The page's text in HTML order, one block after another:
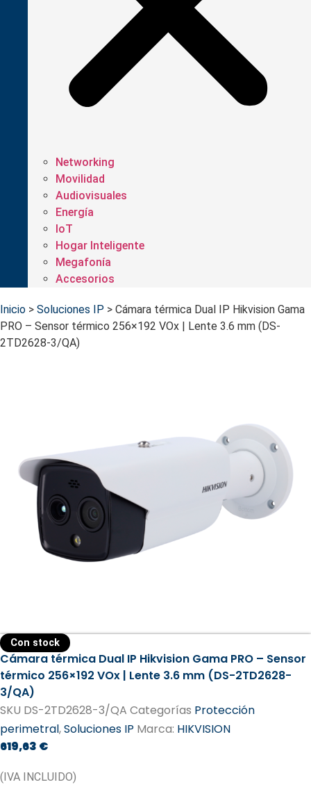
Networking
Movilidad
Audiovisuales
Energía
IoT
Hogar Inteligente
Megafonía
Accesorios
Inicio > Soluciones IP > Cámara térmica Dual IP Hikvision Gama
PRO – Sensor térmico 256×192 VOx | Lente 3.6 mm (DS-
2TD2628-3/QA)
Con stock
Cámara térmica Dual IP Hikvision Gama PRO – Sensor
térmico 256×192 VOx | Lente 3.6 mm (DS-2TD2628-
3/QA)
SKU DS-2TD2628-3/QA Categorías Protección
perimetral,Soluciones IP Marca: HIKVISION
619,63 €
(IVA INCLUIDO)